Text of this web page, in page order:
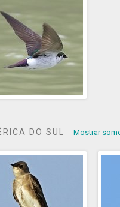
DO SUL Mostrar